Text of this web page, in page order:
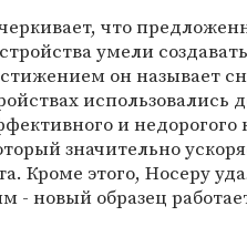
что
умели
он называет
использовались
и недорогого
значительно
Кроме этого, Носеру
- новый образец